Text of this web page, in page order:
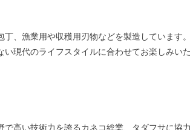
、漁業用や収穫用刃物などを製造しています。
現代のライフスタイルに合わせてお楽しみい
高い技術力を誇るカネコ総業、タダフサに協